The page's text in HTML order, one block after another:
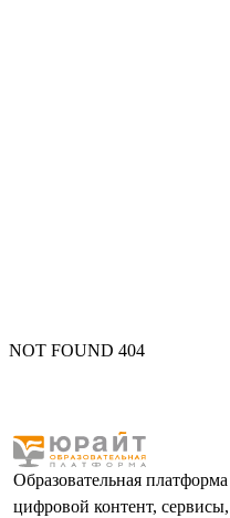
NOT FOUND 404
Образовательная
цифровой контент,